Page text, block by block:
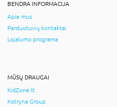
BENDRA INFORMACIJA
Apie mus
Parduotuvių kontaktai
Lojalumo programa
MŪSŲ DRAUGAI
KidZone.lt
Kotryna Group